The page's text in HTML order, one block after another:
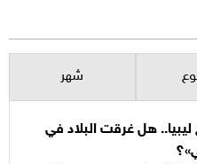
شهر
هل غرقت البلاد في